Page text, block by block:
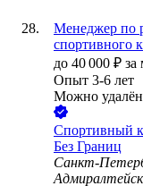
Менеджер по
спортивного
до 40 000 ₽ за
Опыт 3-6 лет
Можно
Спортивный
Без Границ
Санкт-